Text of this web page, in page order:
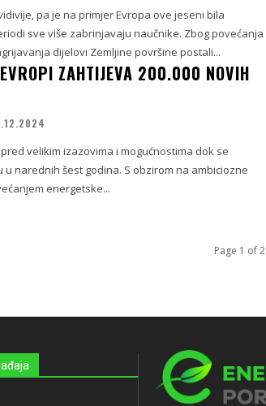
pa je na primjer Evropa ove jeseni bila
sve više zabrinjavaju naučnike. Zbog povećanja
dijelovi Zemljine površine postali...
ZAHTIJEVA 200.000 NOVIH
velikim izazovima i mogućnostima dok se
narednih šest godina. S obzirom na ambiciozne
energetske...
Page 1 of 2